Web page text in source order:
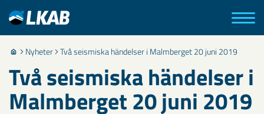
Nyheter Två seismiska händelser i Malmberget 20 juni 2019
Två seismiska händelser i
Malmberget 20 juni 2019